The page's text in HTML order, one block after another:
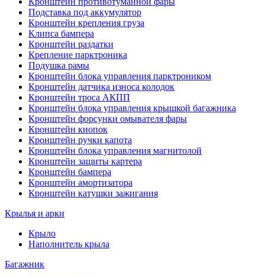
Подставка под аккумулятор
Кронштейн крепления груза
Клипса бампера
Кронштейн раздатки
Крепление парктроника
Подушка рамы
Кронштейн блока управления парктроником
Кронштейн датчика износа колодок
Кронштейн троса АКПП
Кронштейн блока управления крышкой багажника
Кронштейн форсунки омывателя фары
Кронштейн кнопок
Кронштейн ручки капота
Кронштейн блока управления магнитолой
Кронштейн защиты картера
Кронштейн бампера
Кронштейн амортизатора
Кронштейн катушки зажигания
Крылья и арки
Крыло
Наполнитель крыла
Багажник